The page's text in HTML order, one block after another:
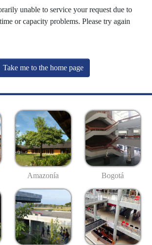
unable to service your request due to
or capacity problems. Please try again
Take me to the home page
Amazonía Bogotá